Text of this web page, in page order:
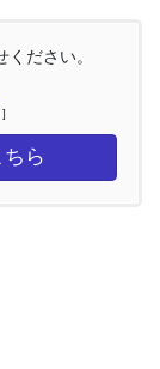
ださい。
ら